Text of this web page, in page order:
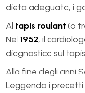
dieta adeguata, i
Al tapis roulant (o
Nel 1952, il
diagnostico sul
Alla fine degli anni
Leggendo i precetti